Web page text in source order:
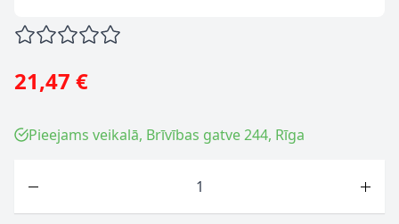
21,47 €
Pieejams veikalā, Brīvības gatve 244, Rīga